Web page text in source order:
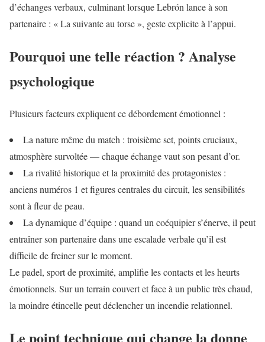
d’échanges verbaux, culminant lorsque Lebrón lance à son
partenaire : « La suivante au torse », geste explicite à l’appui.
Pourquoi une telle réaction ? Analyse
psychologique
Plusieurs facteurs expliquent ce débordement émotionnel :
La nature même du match : troisième set, points cruciaux,
atmosphère survoltée — chaque échange vaut son pesant d’or.
La rivalité historique et la proximité des protagonistes :
anciens numéros 1 et figures centrales du circuit, les sensibilités
sont à fleur de peau.
La dynamique d’équipe : quand un coéquipier s’énerve, il peut
entraîner son partenaire dans une escalade verbale qu’il est
difficile de freiner sur le moment.
Le padel, sport de proximité, amplifie les contacts et les heurts
émotionnels. Sur un terrain couvert et face à un public très chaud,
la moindre étincelle peut déclencher un incendie relationnel.
Le point technique qui change la donne